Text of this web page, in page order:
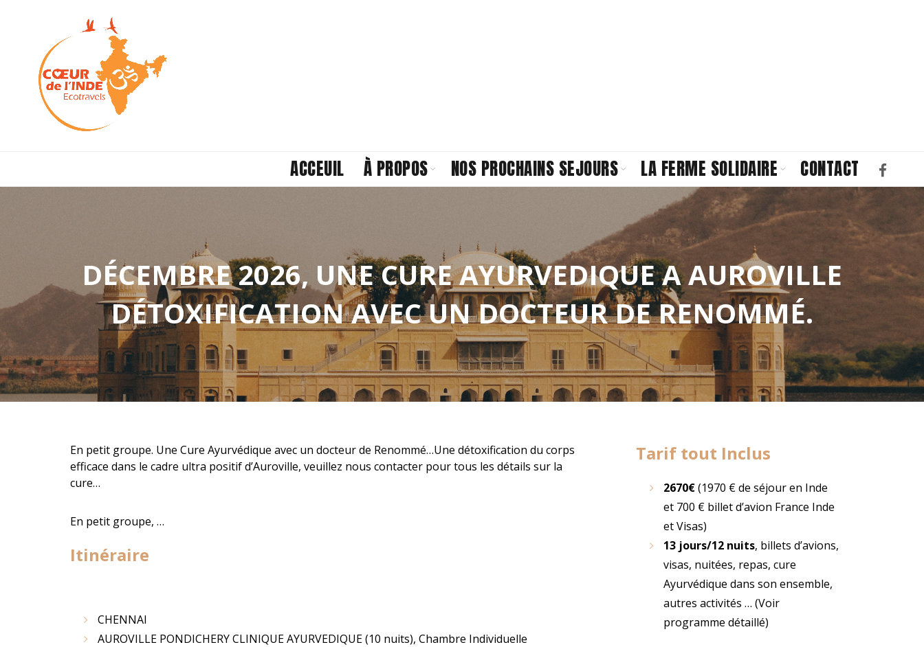
ACCEUIL À PROPOS NOS PROCHAINS SEJOURS LA FERME SOLIDAIRE CONTACT
DÉCEMBRE 2026, UNE CURE AYURVEDIQUE A AUROVILLE
DÉTOXIFICATION AVEC UN DOCTEUR DE RENOMMÉ.
En petit groupe. Une Cure Ayurvédique avec un docteur de Renommé…Une détoxification du corps
efficace dans le cadre ultra positif d’Auroville, veuillez nous contacter pour tous les détails sur la
cure…
En petit groupe, …
Itinéraire
CHENNAI
AUROVILLE PONDICHERY CLINIQUE AYURVEDIQUE(10 nuits), Chambre Individuelle
Tarif tout Inclus
2670€(1970 € de séjour en Inde
et 700 € billet d’avion France Inde
et Visas)
13 jours/12 nuits, billets d’avions,
visas, nuitées, repas, cure
Ayurvédique dans son ensemble,
autres activités … (Voir
programme détaillé)